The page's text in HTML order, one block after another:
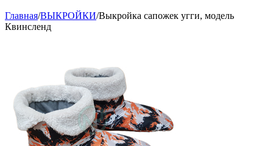
Главная/ВЫКРОЙКИ/Выкройка сапожек угги, модель
Квинсленд